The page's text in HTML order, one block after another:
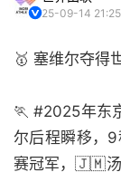
25-09-14 21:25
🥇 塞维尔夺得
🏃 #2025年东
尔后程瞬移，
赛冠军，🇯🇲